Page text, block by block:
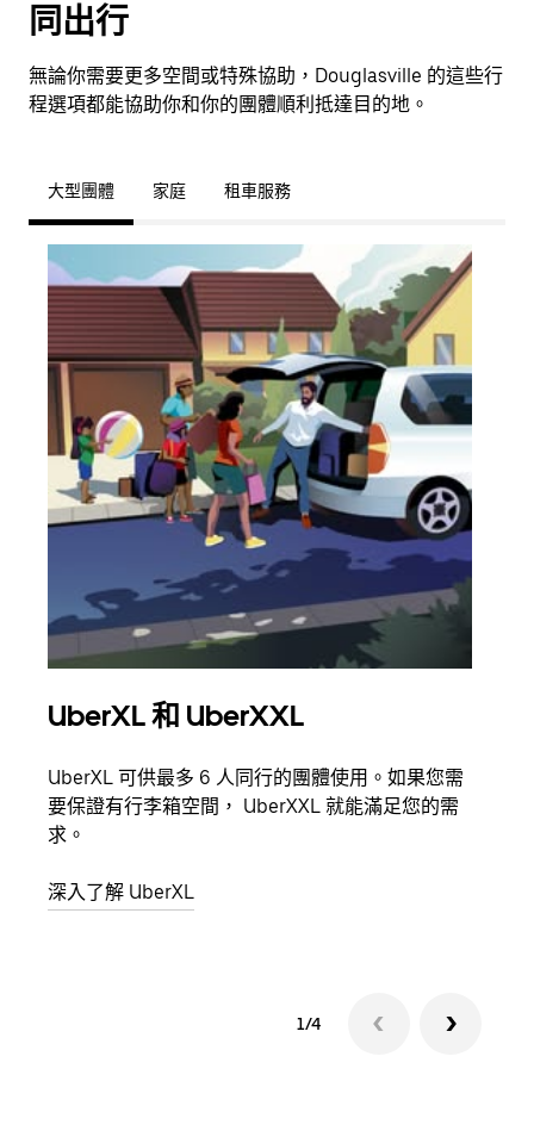
同出行
無論你需要更多空間或特殊協助，Douglasville 的這些行
程選項都能協助你和你的團體順利抵達目的地。
大型團體 家庭 租車服務
UberXL 和 UberXXL
UberXL 可供最多 6 人同行的團體使用。如果您需
要保證有行李箱空間， UberXXL 就能滿足您的需
求。
深入了解 UberXL
1/4